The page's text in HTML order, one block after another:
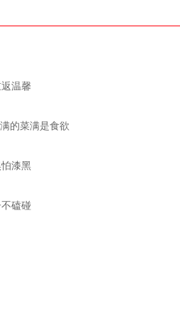
返温馨
满的菜满是食欲
怕漆黑
不磕碰